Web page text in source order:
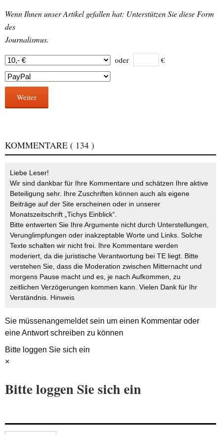
Wenn Ihnen unser Artikel gefallen hat: Unterstützen Sie diese Form
des
Journalismus.
oder €
Weiter
KOMMENTARE ( 134 )
Liebe Leser!
Wir sind dankbar für Ihre Kommentare und schätzen Ihre aktive
Beteiligung sehr. Ihre Zuschriften können auch als eigene
Beiträge auf der Site erscheinen oder in unserer
Monatszeitschrift „Tichys Einblick“.
Bitte entwerten Sie Ihre Argumente nicht durch Unterstellungen,
Verunglimpfungen oder inakzeptable Worte und Links. Solche
Texte schalten wir nicht frei. Ihre Kommentare werden
moderiert, da die juristische Verantwortung bei TE liegt. Bitte
verstehen Sie, dass die Moderation zwischen Mitternacht und
morgens Pause macht und es, je nach Aufkommen, zu
zeitlichen Verzögerungen kommen kann. Vielen Dank für Ihr
Verständnis. Hinweis
Sie müssenangemeldetsein um einen Kommentar oder
eine Antwort schreiben zu können
Bitte loggen Sie sich ein
×
Bitte loggen Sie sich ein